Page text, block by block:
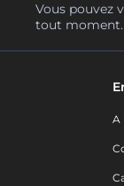
Vous pouvez
tout moment.
A